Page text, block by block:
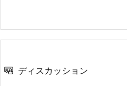
ディスカッション